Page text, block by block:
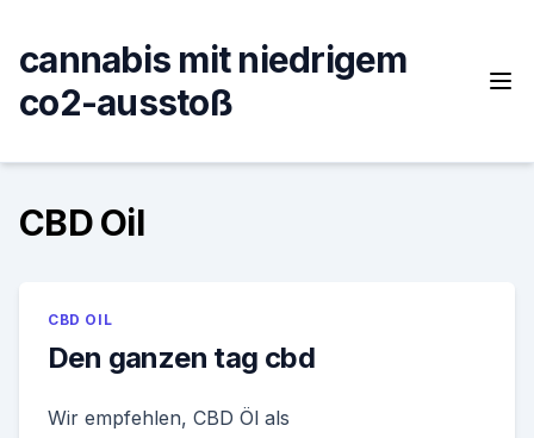
content
cannabis mit niedrigem
co2-ausstoß
CBD Oil
CBD OIL
Den ganzen tag cbd
Wir empfehlen, CBD Öl als